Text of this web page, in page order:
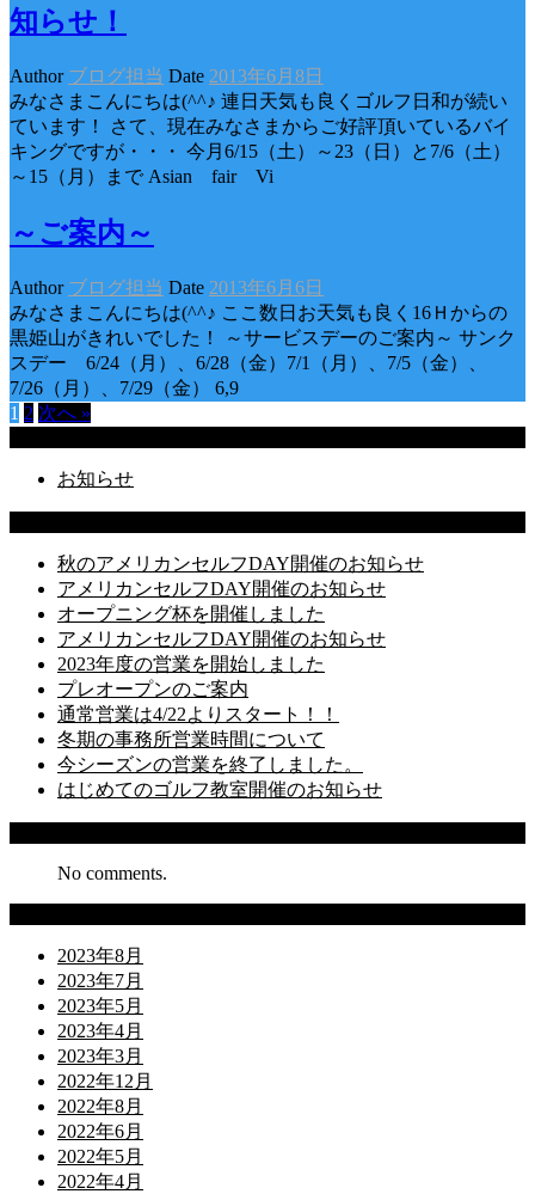
知らせ！
Author ブログ担当 Date 2013年6月8日
みなさまこんにちは(^^♪ 連日天気も良くゴルフ日和が続い
ています！ さて、現在みなさまからご好評頂いているバイ
キングですが・・・ 今月6/15（土）～23（日）と7/6（土）
～15（月）まで Asian fair Vi
～ご案内～
Author ブログ担当 Date 2013年6月6日
みなさまこんにちは(^^♪ ここ数日お天気も良く16Ｈからの
黒姫山がきれいでした！ ～サービスデーのご案内～ サンク
スデー 6/24（月）、6/28（金）7/1（月）、7/5（金）、
7/26（月）、7/29（金） 6,9
1 2 次へ »
お知らせ
秋のアメリカンセルフDAY開催のお知らせ
アメリカンセルフDAY開催のお知らせ
オープニング杯を開催しました
アメリカンセルフDAY開催のお知らせ
2023年度の営業を開始しました
プレオープンのご案内
通常営業は4/22よりスタート！！
冬期の事務所営業時間について
今シーズンの営業を終了しました。
はじめてのゴルフ教室開催のお知らせ
No comments.
2023年8月
2023年7月
2023年5月
2023年4月
2023年3月
2022年12月
2022年8月
2022年6月
2022年5月
2022年4月